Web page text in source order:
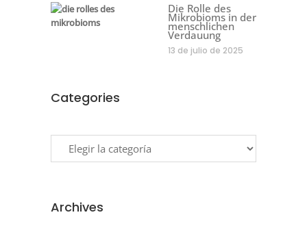
Die Rolle des
Mikrobioms in der
menschlichen
Verdauung
13 de julio de 2025
Categories
Archives